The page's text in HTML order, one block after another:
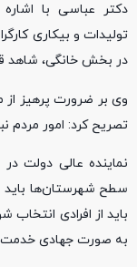
دکتر عباسی با
تولیدات و بیکاری
در بخش خانگی، شاهد
وی بر ضرورت پرهیز از
تصریح کرد: امور مردم
نماینده عالی دولت
سطح شهرستان‌ها باید
باید از افرادی
به صورت جهادی خدمت